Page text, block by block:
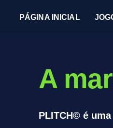
PÁGINA INICIAL
A
PLITCH© é